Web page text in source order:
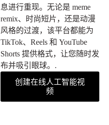
息进行重现。无论是 meme
remix、时尚短片，还是动漫
风格的过渡，该平台都能为
TikTok、Reels 和 YouTube
Shorts 提供格式，让您随时发
布并吸引眼球。.
创建在线人工智能视
频